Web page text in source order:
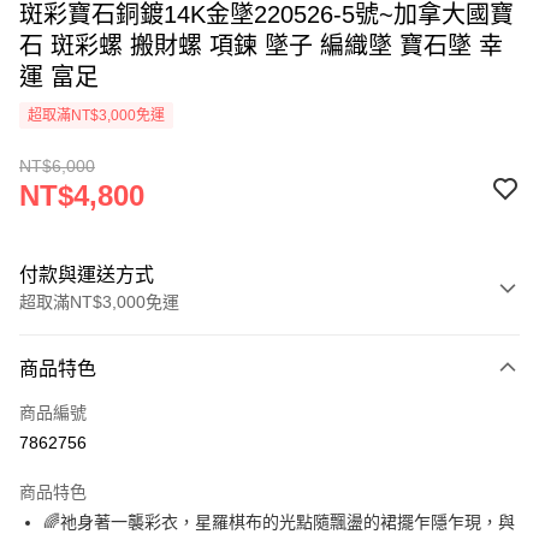
斑彩寶石銅鍍14K金墜220526-5號~加拿大國寶
石 斑彩螺 搬財螺 項鍊 墜子 編織墜 寶石墜 幸
運 富足
超取滿NT$3,000免運
NT$6,000
NT$4,800
付款與運送方式
超取滿NT$3,000免運
信用卡一次付款
超商取貨付款
Apple Pay
商品特色
商品編號
7862756
商品特色
🌈祂身著一襲彩衣，星羅棋布的光點隨飄盪的裙擺乍隱乍現，與